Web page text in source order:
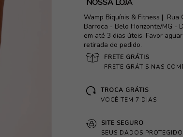
NOSSA LOJA
Wamp Biquínis & Fitness | Rua
Barroca - Belo Horizonte/MG -
em até 3 dias úteis. Favor
retirada do pedido.
FRETE GRÁTIS
FRETE GRÁTIS NAS
TROCA GRÁTIS
VOCÊ TEM 7 DIAS
SITE SEGURO
SEUS DADOS